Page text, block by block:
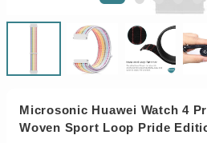
Microsonic Huawei Watch 4
Woven Sport Loop Pride